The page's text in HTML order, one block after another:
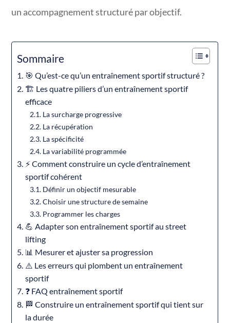
un accompagnement structuré par objectif.
Sommaire
🎯 Qu’est-ce qu’un entraînement sportif structuré ?
🏗️ Les quatre piliers d’un entraînement sportif
efficace
La surcharge progressive
La récupération
La spécificité
La variabilité programmée
⚡ Comment construire un cycle d’entraînement
sportif cohérent
Définir un objectif mesurable
Choisir une structure de semaine
Programmer les charges
💪 Adapter son entraînement sportif au street
lifting
📊 Mesurer et ajuster sa progression
⚠️ Les erreurs qui plombent un entraînement
sportif
❓ FAQ entraînement sportif
🏁 Construire un entraînement sportif qui tient sur
la durée